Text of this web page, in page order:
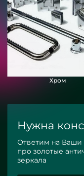
Хром
Нужна
Ответим на Ваши
про золотые
зеркала